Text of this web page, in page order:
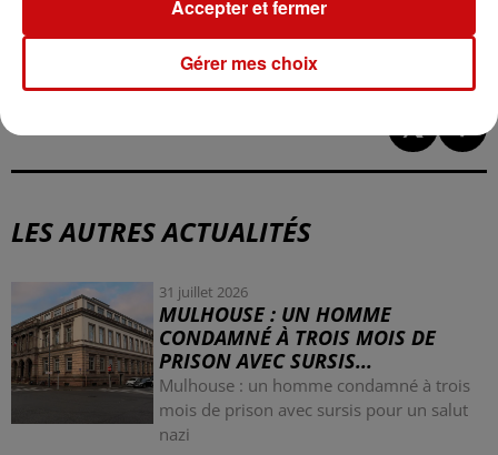
dédiés à saint Antoine et à la vie du Christ, vous invite à
une immersion dans l'art religieux de la Renaissance.
LES AUTRES ACTUALITÉS
31 juillet 2026
MULHOUSE : UN HOMME
CONDAMNÉ À TROIS MOIS DE
PRISON AVEC SURSIS...
Mulhouse : un homme condamné à trois
mois de prison avec sursis pour un salut
nazi
Gérer mes choix
Accepter et fermer